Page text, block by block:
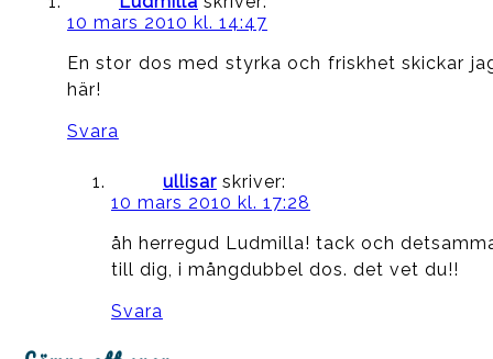
10 mars 2010 kl. 14:47
En stor dos med styrka och friskhet skickar
här!
Svara
ullisar skriver:
10 mars 2010 kl. 17:28
åh herregud Ludmilla! tack och
till dig, i mångdubbel dos. det vet du!!
Svara